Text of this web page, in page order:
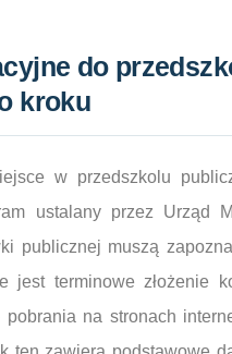
do
kroku
w przedszkolu
ustalany przez Urząd
publicznej muszą
jest terminowe złożenie
na stronach